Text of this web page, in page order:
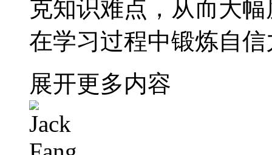
克知识难点，从而大
在学习过程中锻炼自
展开更多内容